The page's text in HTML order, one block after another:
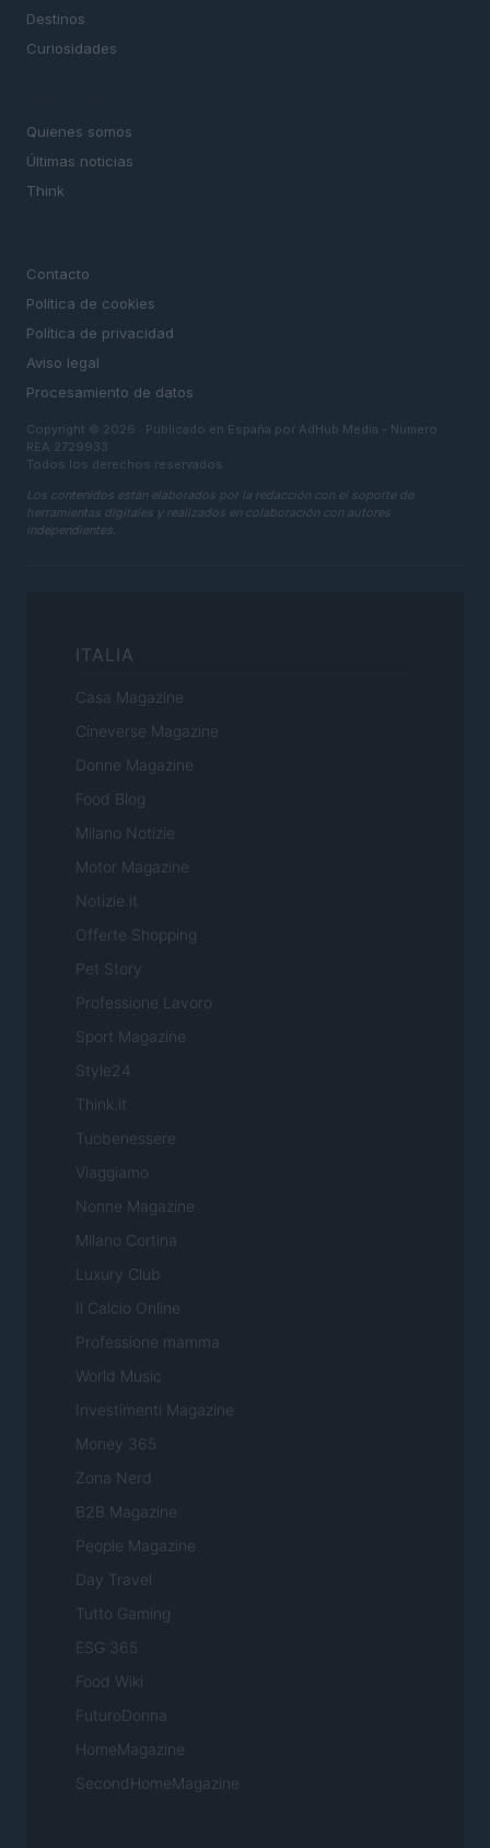
Destinos
Curiosidades
Quienes somos
Últimas noticias
Think
Contacto
Politica de cookies
Política de privacidad
Aviso legal
Procesamiento de datos
Copyright © 2026 · Publicado en España por AdHub Media - Numero
REA 2729933
Todos los derechos reservados
Los contenidos están elaborados por la redacción con el soporte de
herramientas digitales y realizados en colaboración con autores
independientes.
ITALIA
Casa Magazine
Cineverse Magazine
Donne Magazine
Food Blog
Milano Notizie
Motor Magazine
Notizie.it
Offerte Shopping
Pet Story
Professione Lavoro
Sport Magazine
Style24
Think.it
Tuobenessere
Viaggiamo
Nonne Magazine
Milano Cortina
Luxury Club
Il Calcio Online
Professione mamma
World Music
Investimenti Magazine
Money 365
Zona Nerd
B2B Magazine
People Magazine
Day Travel
Tutto Gaming
ESG 365
Food Wiki
FuturoDonna
HomeMagazine
SecondHomeMagazine